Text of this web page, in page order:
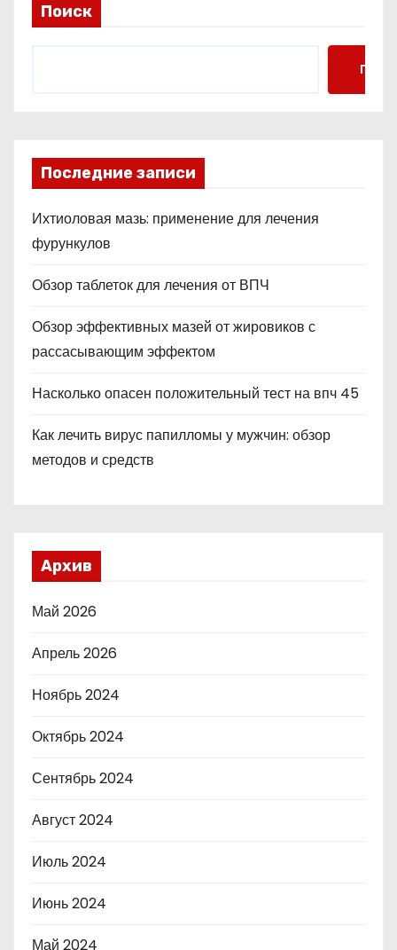
Поиск
Поиск
Последние записи
Ихтиоловая мазь: применение для лечения
фурункулов
Обзор таблеток для лечения от ВПЧ
Обзор эффективных мазей от жировиков с
рассасывающим эффектом
Насколько опасен положительный тест на впч 45
Как лечить вирус папилломы у мужчин: обзор
методов и средств
Архив
Май 2026
Апрель 2026
Ноябрь 2024
Октябрь 2024
Сентябрь 2024
Август 2024
Июль 2024
Июнь 2024
Май 2024